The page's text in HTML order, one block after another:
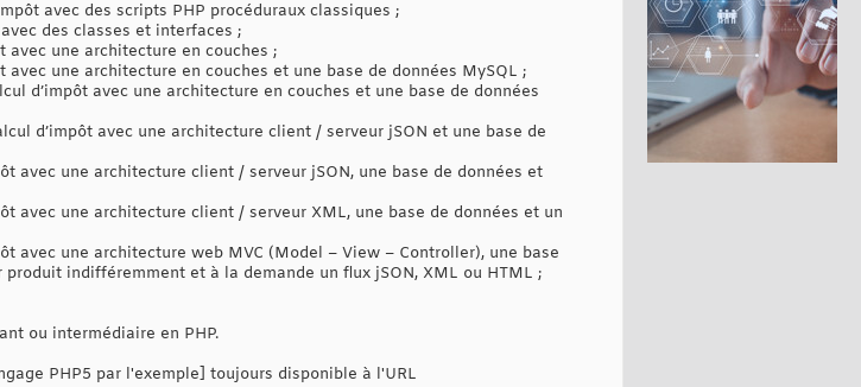
avec des scripts PHP procéduraux classiques ;
des classes et interfaces ;
avec une architecture en couches ;
une architecture en couches et une base de données MySQL ;
d’impôt avec une architecture en couches et une base de données
d’impôt avec une architecture client / serveur jSON et une base de
avec une architecture client / serveur jSON, une base de données et
avec une architecture client / serveur XML, une base de données et un
avec une architecture web MVC (Model – View – Controller), une base
indifféremment et à la demande un flux jSON, XML ou HTML ;
ou intermédiaire en PHP.
PHP5 par l'exemple] toujours disponible à l'URL